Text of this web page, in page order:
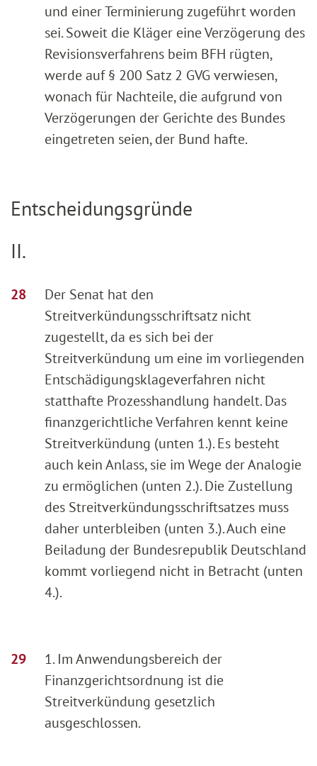
und einer Terminierung zugeführt worden
sei. Soweit die Kläger eine Verzögerung des
Revisionsverfahrens beim BFH rügten,
werde auf § 200 Satz 2 GVG verwiesen,
wonach für Nachteile, die aufgrund von
Verzögerungen der Gerichte des Bundes
eingetreten seien, der Bund hafte.
Entscheidungsgründe
II.
Der Senat hat den
Streitverkündungsschriftsatz nicht
zugestellt, da es sich bei der
Streitverkündung um eine im vorliegenden
Entschädigungsklageverfahren nicht
statthafte Prozesshandlung handelt. Das
finanzgerichtliche Verfahren kennt keine
Streitverkündung (unten 1.). Es besteht
auch kein Anlass, sie im Wege der Analogie
zu ermöglichen (unten 2.). Die Zustellung
des Streitverkündungsschriftsatzes muss
daher unterbleiben (unten 3.). Auch eine
Beiladung der Bundesrepublik Deutschland
kommt vorliegend nicht in Betracht (unten
4.).
1. Im Anwendungsbereich der
Finanzgerichtsordnung ist die
Streitverkündung gesetzlich
ausgeschlossen.